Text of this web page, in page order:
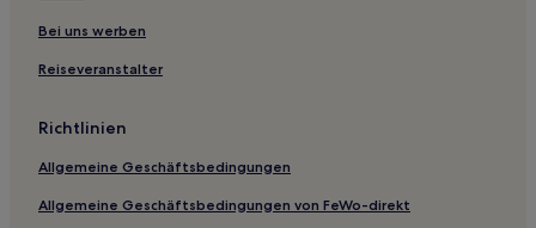
Hotels nahe Bahnhof Hohen Neuendorf West
Pensionen in Multicenter Vogelsdorf
Ferienwohnungen in Rauensche Berge
Ferienwohnungen in Brandenburg Region
Ferienwohnungen in Landschaftsschutzgebiet
Bei uns werben
Reiseveranstalter
Richtlinien
Allgemeine Geschäftsbedingungen
Allgemeine Geschäftsbedingungen von FeWo-direkt